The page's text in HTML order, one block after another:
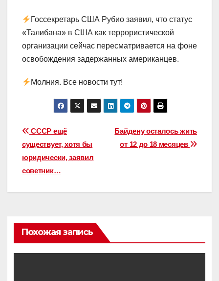
Госсекретарь США Рубио заявил, что статус
«Талибана» в США как террористической
организации сейчас пересматривается на фоне
освобождения задержанных американцев.
Молния. Все новости тут!
Навигация
по
записям
Байдену осталось жить
от 12 до 18 месяцев
СССР ещё
существует, хотя бы
юридически, заявил
советник…
Похожая запись